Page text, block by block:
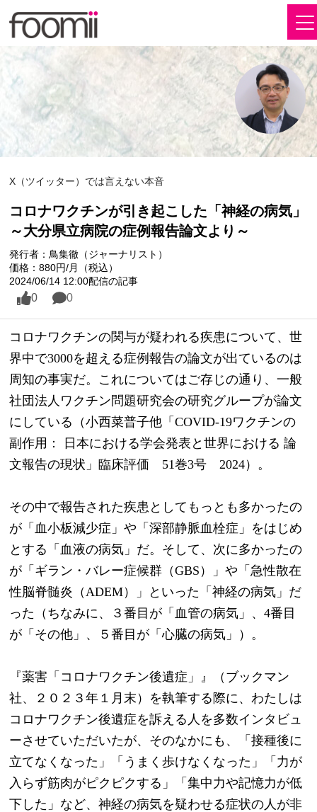
X（ツイッター）では言えない本音
コロナワクチンが引き起こした「神経の病気」
～大分県立病院の症例報告論文より～
発行者：鳥集徹（ジャーナリスト）
価格：880円/月（税込）
2024/06/14 12:00配信の記事
0 0
コロナワクチンの関与が疑われる疾患について、世
界中で3000を超える症例報告の論文が出ているのは
周知の事実だ。これについてはご存じの通り、一般
社団法人ワクチン問題研究会の研究グループが論文
にしている（小西菜普子他「COVID-19ワクチンの
副作用： 日本における学会発表と世界における 論
文報告の現状」臨床評価　51巻3号　2024）。
その中で報告された疾患としてもっとも多かったの
が「血小板減少症」や「深部静脈血栓症」をはじめ
とする「血液の病気」だ。そして、次に多かったの
が「ギラン・バレー症候群（GBS）」や「急性散在
性脳脊髄炎（ADEM）」といった「神経の病気」だ
った（ちなみに、３番目が「血管の病気」、4番目
が「その他」、５番目が「心臓の病気」）。
『薬害「コロナワクチン後遺症」』（ブックマン
社、２０２３年１月末）を執筆する際に、わたしは
コロナワクチン後遺症を訴える人を多数インタビュ
ーさせていただいたが、そのなかにも、「接種後に
立てなくなった」「うまく歩けなくなった」「力が
入らず筋肉がピクピクする」「集中力や記憶力が低
下した」など、神経の病気を疑わせる症状の人が非